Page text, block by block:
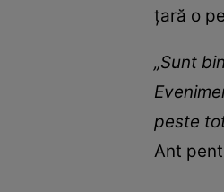
țară o
„Sunt
peste
Ant